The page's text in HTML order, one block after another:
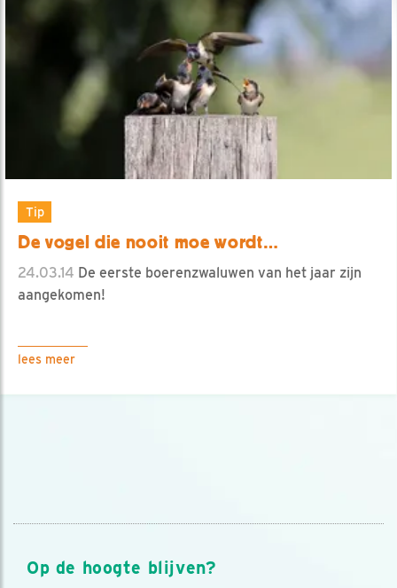
Tip
De vogel die nooit moe wordt…
24.03.14 De eerste boerenzwaluwen van het jaar zijn
aangekomen!
lees meer
Op de hoogte blijven?